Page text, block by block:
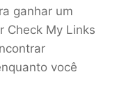
ganhar um
Check My Links
você